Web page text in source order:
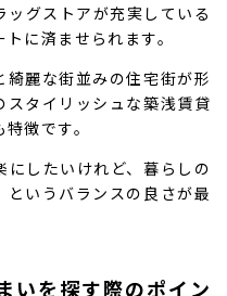
グストアが充実している
に済ませられます。
麗な街並みの住宅街が形
スタイリッシュな築浅賃貸
徴です。
にしたいけれど、暮らしの
いうバランスの良さが最
いを探す際のポイン